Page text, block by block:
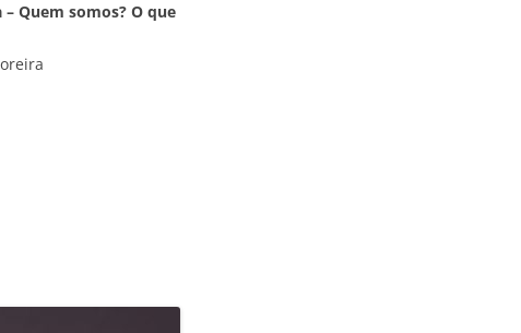
Quem somos? O que